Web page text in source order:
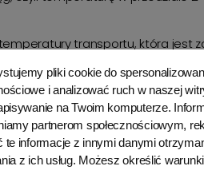
pliki cookie do
i analizować ruch w naszej
na Twoim komputerze.
partnerom społecznościowym,
te informacje z innymi danymi
z ich usług. Możesz określić
transportu, która jest
tym zakresie. Wytyczne w tym
przewozu. Błędy mogą
profesjonalny i niezawodny
z pełną regulacją
mechanicznymi opakowań.